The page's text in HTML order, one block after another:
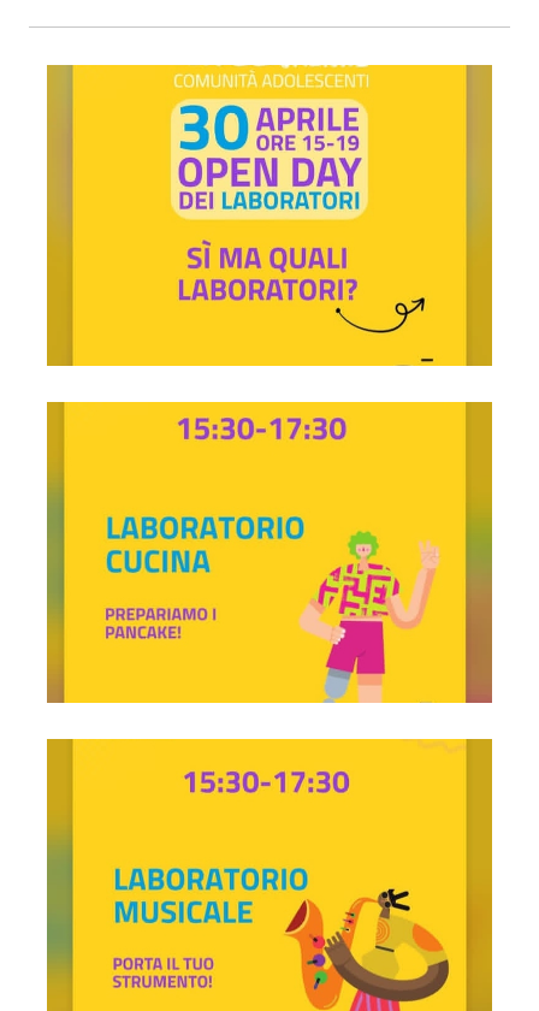
Open day dei laboratori 30 aprile ore 15:00-19:00
Laboratorio di cucina ore 15:30-17:30